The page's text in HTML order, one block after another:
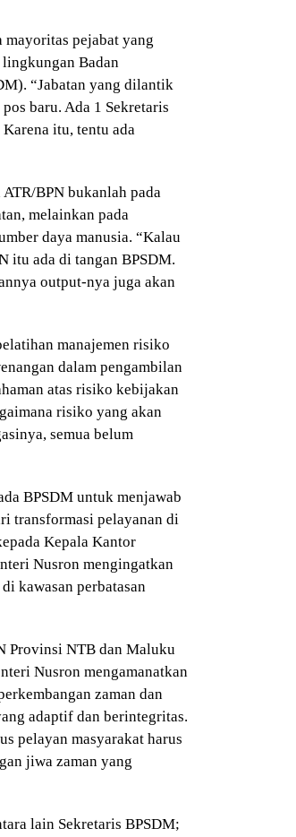
pejabat yang
Badan
“Jabatan yang dilantik
baru. Ada 1 Sekretaris
itu, tentu ada
BPN bukanlah pada
melainkan pada
daya manusia. “Kalau
itu ada di tangan BPSDM.
output-nya juga akan
manajemen risiko
dalam pengambilan
atas risiko kebijakan
risiko yang akan
semua belum
BPSDM untuk menjawab
transformasi pelayanan di
Kepala Kantor
Nusron mengingatkan
kawasan perbatasan
Provinsi NTB dan Maluku
Nusron mengamanatkan
zaman dan
adaptif dan berintegritas.
pelayan masyarakat harus
jiwa zaman yang
lain Sekretaris BPSDM;